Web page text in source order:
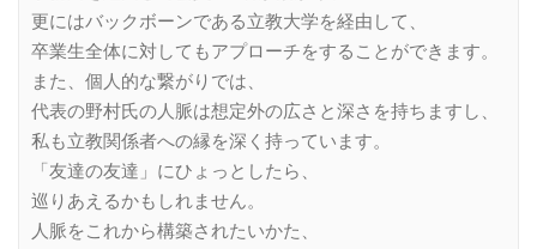
更にはバックボーンである立教大学を経由して、
卒業生全体に対してもアプローチをすることができます。
また、個人的な繋がりでは、
代表の野村氏の人脈は想定外の広さと深さを持ちますし、
私も立教関係者への縁を深く持っています。
「友達の友達」にひょっとしたら、
巡りあえるかもしれません。
人脈をこれから構築されたいかた、